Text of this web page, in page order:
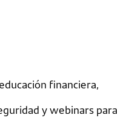
financiera,
y webinars para